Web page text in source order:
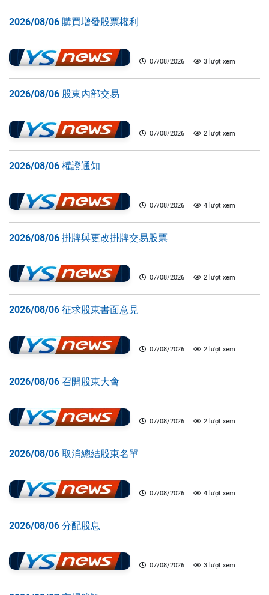
2026/08/06 購買增發股票權利
07/08/2026 3 lượt xem
2026/08/06 股東內部交易
07/08/2026 2 lượt xem
2026/08/06 權證通知
07/08/2026 4 lượt xem
2026/08/06 掛牌與更改掛牌交易股票
07/08/2026 2 lượt xem
2026/08/06 征求股東書面意見
07/08/2026 2 lượt xem
2026/08/06 召開股東大會
07/08/2026 2 lượt xem
2026/08/06 取消總結股東名單
07/08/2026 4 lượt xem
2026/08/06 分配股息
07/08/2026 3 lượt xem